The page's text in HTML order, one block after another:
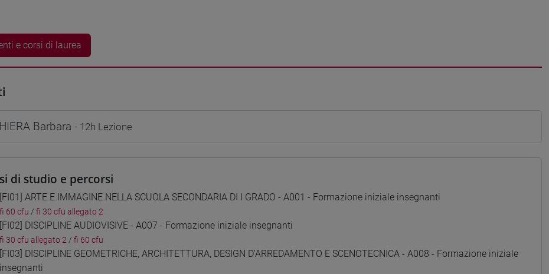
e corsi di laurea
Barbara - 12h Lezione
di studio e percorsi
[FI01] ARTE E IMMAGINE NELLA SCUOLA SECONDARIA DI I GRADO - A001 - Formazione iniziale insegnanti
fi 60 cfu / fi 30 cfu allegato 2
[FI02] DISCIPLINE AUDIOVISIVE - A007 - Formazione iniziale insegnanti
fi 30 cfu allegato 2 / fi 60 cfu
[FI03] DISCIPLINE GEOMETRICHE, ARCHITETTURA, DESIGN D'ARREDAMENTO E SCENOTECNICA - A008 - Formazione iniziale
insegnanti